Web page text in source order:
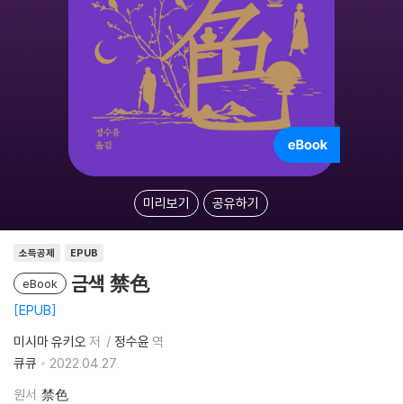
미리보기 공유하기
소득공제 EPUB
eBook 금색 禁色
EPUB
미시마 유키오 저 정수윤 역
큐큐
2022.04.27.
원서 禁色